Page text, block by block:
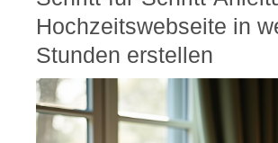
Hochzeitswebseite in
Stunden erstellen